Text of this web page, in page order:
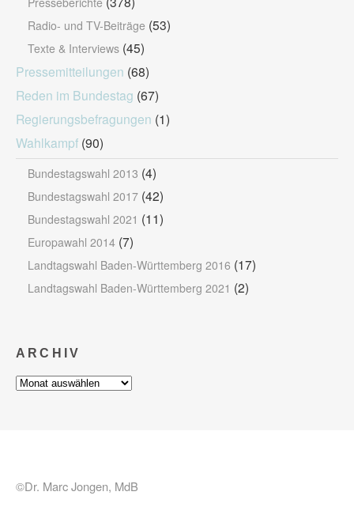
Radio- und TV-Beiträge (53)
Texte & Interviews (45)
Pressemitteilungen (68)
Reden im Bundestag (67)
Regierungsbefragungen (1)
Wahlkampf (90)
Bundestagswahl 2013 (4)
Bundestagswahl 2017 (42)
Bundestagswahl 2021 (11)
Europawahl 2014 (7)
Landtagswahl Baden-Württemberg 2016 (17)
Landtagswahl Baden-Württemberg 2021 (2)
ARCHIV
Archiv
©Dr. Marc Jongen, MdB